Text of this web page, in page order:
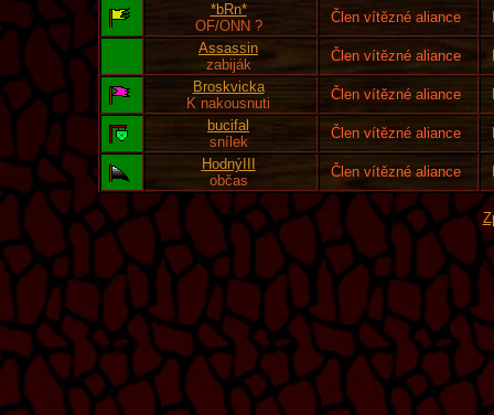
*bRn*
OF/ONN ?
Člen vítězné aliance
Assassin
zabiják
Člen vítězné aliance
Broskvicka
K nakousnuti
Člen vítězné aliance
bucifal
snílek
Člen vítězné aliance
HodnýIII
občas
Člen vítězné aliance